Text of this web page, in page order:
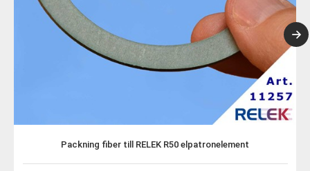
Packning fiber till RELEK R50 elpatronelement